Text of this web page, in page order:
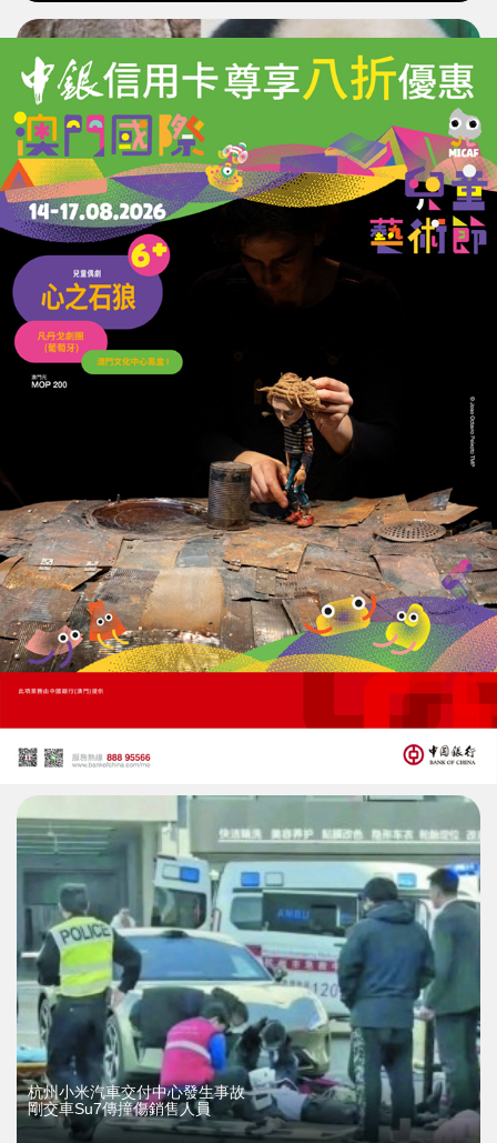
杭州兩隻大熊貓急性腸道疾病去世
涉事熊貓館閉館整改
03/03/2026 33835
11/02/2026
杭州小米汽車交付中心發生事故
剛交車Su7傳撞傷銷售人員